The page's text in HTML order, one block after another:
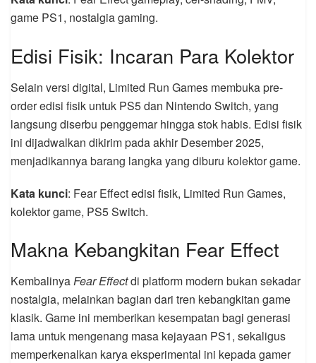
game PS1, nostalgia gaming.
Edisi Fisik: Incaran Para Kolektor
Selain versi digital, Limited Run Games membuka pre-
order edisi fisik untuk PS5 dan Nintendo Switch, yang
langsung diserbu penggemar hingga stok habis. Edisi fisik
ini dijadwalkan dikirim pada akhir Desember 2025,
menjadikannya barang langka yang diburu kolektor game.
Kata kunci: Fear Effect edisi fisik, Limited Run Games,
kolektor game, PS5 Switch.
Makna Kebangkitan Fear Effect
KembalinyaFear Effectdi platform modern bukan sekadar
nostalgia, melainkan bagian dari tren kebangkitan game
klasik. Game ini memberikan kesempatan bagi generasi
lama untuk mengenang masa kejayaan PS1, sekaligus
memperkenalkan karya eksperimental ini kepada gamer